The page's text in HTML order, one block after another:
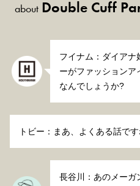
about Double Cuff
フイナム：ダイアナ
ーがファッションア
なんでしょうか?
トビー：まあ、よくある話です
長谷川：あのメーガ